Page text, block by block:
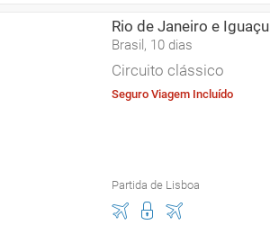
Rio de Janeiro e Iguaçu
Brasil, 10 dias
Circuito clássico
Seguro Viagem Incluído
Partida de Lisboa